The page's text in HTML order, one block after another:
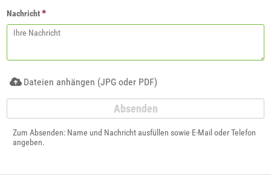
Nachricht*
Dateien anhängen (JPG oder PDF)
Zum Absenden: Name und Nachricht ausfüllen sowie E-Mail oder Telefon
angeben.